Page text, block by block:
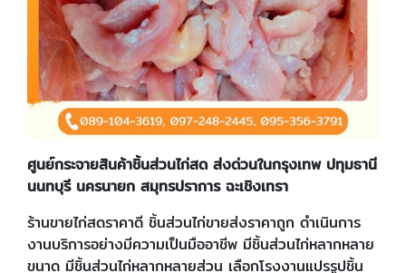
ศูนย์กระจายสินค้าชิ้นส่วนไก่สด ส่งด่วนในกรุงเทพ ปทุมธานี
นนทบุรี นครนายก สมุทรปราการ ฉะเชิงเทรา
ร้านขายไก่สดราคาดี ชิ้นส่วนไก่ขายส่งราคาถูก ดำเนินการ
งานบริการอย่างมีความเป็นมืออาชีพ มีชิ้นส่วนไก่หลากหลาย
ขนาด มีชิ้นส่วนไก่หลากหลายส่วน เลือกโรงงานแปรรูปชิ้น